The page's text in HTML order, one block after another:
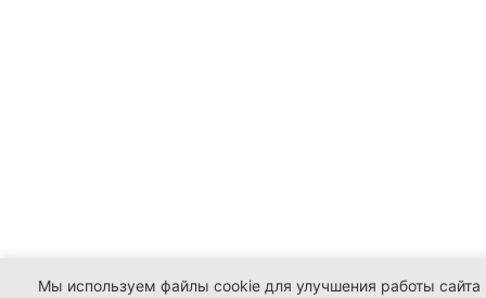
Мы используем файлы cookie для улучшения работы сайта